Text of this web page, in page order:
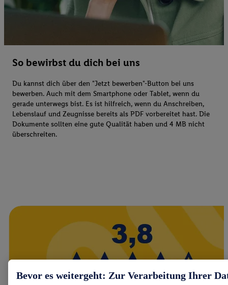
So bewirbst du dich bei uns
Du kannst dich über den "Jetzt bewerben"-Button bei uns
bewerben. Auch mit dem Smartphone oder Tablet, wenn du
gerade unterwegs bist. Es ist hilfreich, wenn du Anschreiben,
Lebenslauf und Zeugnisse bereits als PDF vorbereitet hast. Die
Dokumente sollten eine gute Qualität haben und 4 MB nicht
überschreiten.
Bevor es weitergeht: Zur Verarbeitung Ihrer